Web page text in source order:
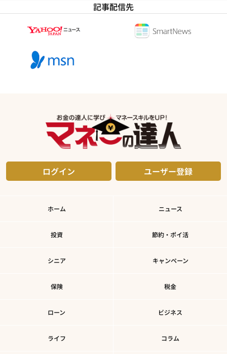
記事配信先
ログイン ユーザー登録
ホーム ニュース
投資 節約・ポイ活
シニア キャンペーン
保険 税金
ローン ビジネス
ライフ コラム